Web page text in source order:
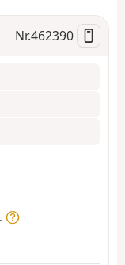
Nr.462390